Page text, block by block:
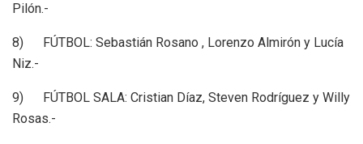
Pilón.-
8) FÚTBOL: Sebastián Rosano , Lorenzo Almirón y Lucía
Niz.-
9) FÚTBOL SALA: Cristian Díaz, Steven Rodríguez y Willy
Rosas.-